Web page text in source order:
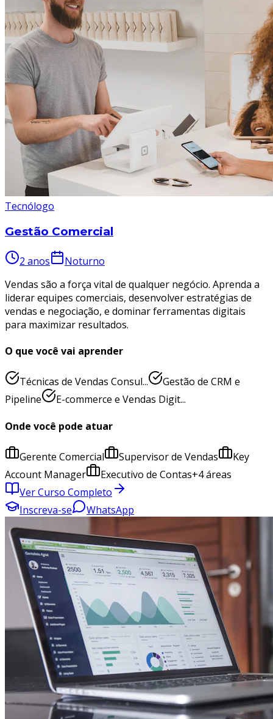
Tecnólogo
Gestão Comercial
2 anos
Noturno
Vendas são a força vital de qualquer negócio. Aprenda a
liderar equipes comerciais, desenvolver estratégias de
vendas e negociação, e dominar ferramentas digitais
para maximizar resultados.
O que você vai aprender
Técnicas de Vendas Consul...
Gestão de CRM e
Pipeline
E-commerce e Vendas Digit...
Onde você pode atuar
Gerente Comercial Supervisor de Vendas
Key
Account Manager
Executivo de Contas+4áreas
Ver Curso Completo
Inscreva-se
WhatsApp